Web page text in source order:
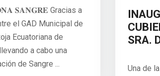
𝐒𝐀𝐍𝐆𝐑𝐄 Gracias a
el GAD Municipal de
Ecuatoriana de
a cabo una
de Sangre ...
SRA.
Una de